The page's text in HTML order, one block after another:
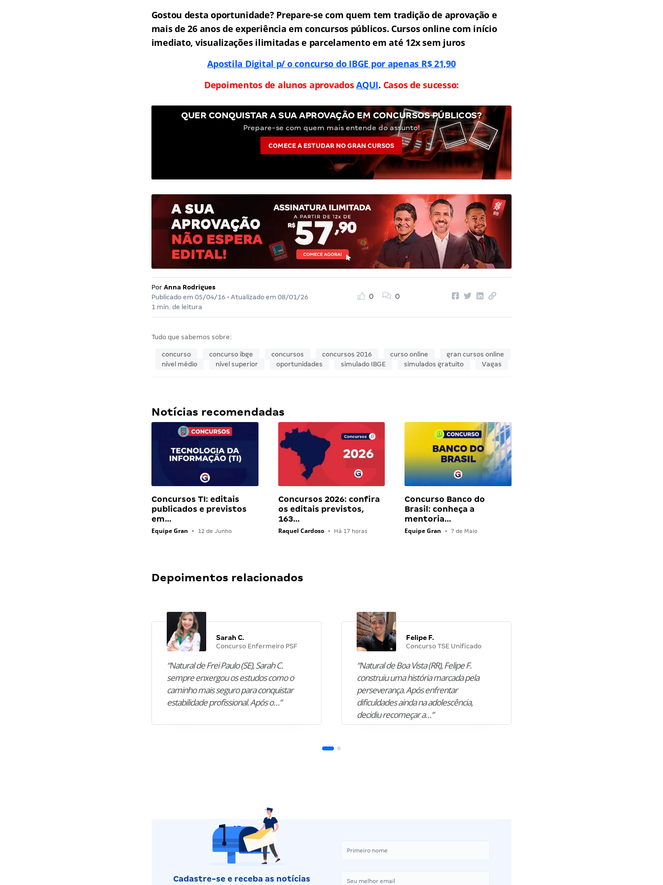
Gostou desta oportunidade? Prepare-se com quem tem tradição de aprovação e
mais de 26 anos de experiência em concursos públicos. Cursos online com início
imediato, visualizações ilimitadas e parcelamento em até 12x sem juros
Apostila Digital p/ o concurso do IBGE por apenas R$ 21,90
Depoimentos de alunos aprovadosAQUI. Casos de sucesso:
QUER CONQUISTAR A SUA APROVAÇÃO EM CONCURSOS PÚBLICOS?
Prepare-se com quem mais entende do assunto!
COMECE A ESTUDAR NO GRAN CURSOS
Por Anna Rodrigues
Publicado em 05/04/16 • Atualizado em 08/01/26
1 min. de leitura
0 0
Tudo que sabemos sobre:
concurso concurso ibge concursos concursos 2016 curso online
gran cursos online
nível médio
nível superior oportunidades simulado IBGE simulados gratuito Vagas
Notícias recomendadas
Concursos TI: editais
publicados e previstos
em…
Equipe Gran • 12 de Junho
Concursos 2026: confira
os editais previstos,
163…
Raquel Cardoso • Há 17 horas
Concurso Banco do
Brasil: conheça a
mentoria…
Equipe Gran • 7 de Maio
Depoimentos relacionados
Sarah C.
Concurso Enfermeiro PSF
“Natural de Frei Paulo (SE), Sarah C.
sempre enxergou os estudos como o
caminho mais seguro para conquistar
estabilidade profissional. Após o…”
Felipe F.
Concurso TSE Unificado
“Natural de Boa Vista (RR), Felipe F.
construiu uma história marcada pela
perseverança. Após enfrentar
dificuldades ainda na adolescência,
decidiu recomeçar a…”
Cadastre-se e receba as notícias